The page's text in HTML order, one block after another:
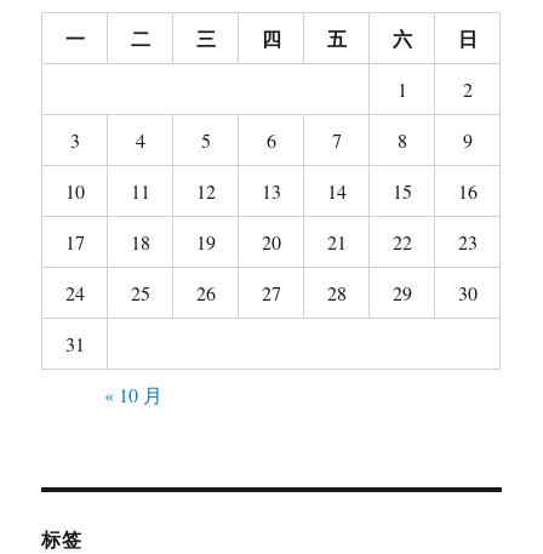
一 二 三 四 五 六 日
1
2
3
4 5 6 7 8
9
10
11 12 13 14 15
16
17
18 19 20 21 22
23
24
25 26 27 28 29
30
31
« 10 月
标签